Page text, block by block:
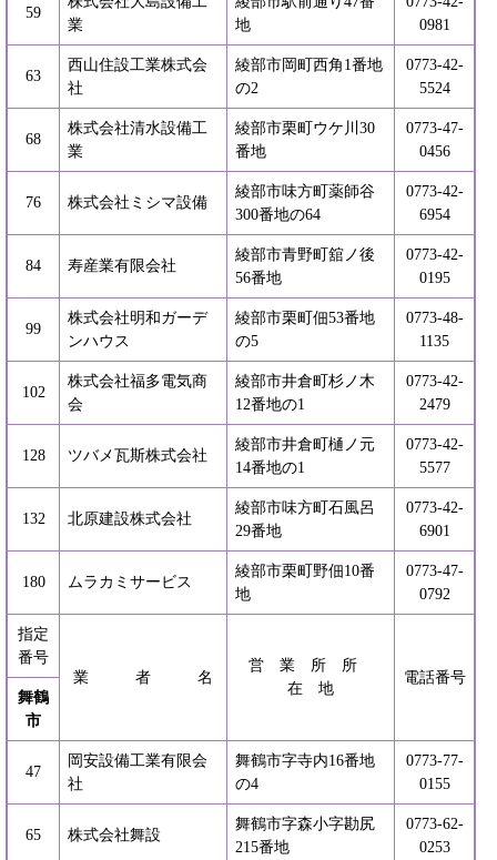
59
業
地
0981
63
西山住設工業株式会
社
綾部市岡町西角1番地
の2
0773-42-
5524
68
株式会社清水設備工
業
綾部市栗町ウケ川30
番地
0773-47-
0456
76 株式会社ミシマ設備
綾部市味方町薬師谷
300番地の64
0773-42-
6954
84 寿産業有限会社
綾部市青野町舘ノ後
56番地
0773-42-
0195
99
株式会社明和ガーデ
ンハウス
綾部市栗町佃53番地
の5
0773-48-
1135
102
株式会社福多電気商
会
綾部市井倉町杉ノ木
12番地の1
0773-42-
2479
128 ツバメ瓦斯株式会社
綾部市井倉町樋ノ元
14番地の1
0773-42-
5577
132 北原建設株式会社
綾部市味方町石風呂
29番地
0773-42-
6901
180 ムラカミサービス
綾部市栗町野佃10番
地
0773-47-
0792
指定
番号
業 者 名
営 業 所 所
在 地
電話番号
舞鶴
市
47
岡安設備工業有限会
社
舞鶴市字寺内16番地
の4
0773-77-
0155
65 株式会社舞設
舞鶴市字森小字勘尻
215番地
0773-62-
0253